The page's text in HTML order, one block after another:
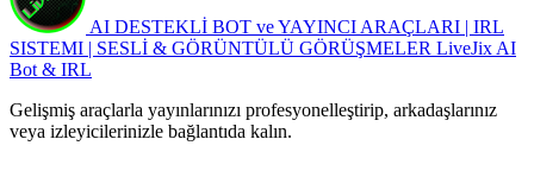
AI DESTEKLİ BOT ve YAYINCI ARAÇLARI | IRL
SISTEMI | SESLİ & GÖRÜNTÜLÜ GÖRÜŞMELER LiveJix AI
Bot & IRL
Gelişmiş araçlarla yayınlarınızı profesyonelleştirip, arkadaşlarınız
veya izleyicilerinizle bağlantıda kalın.